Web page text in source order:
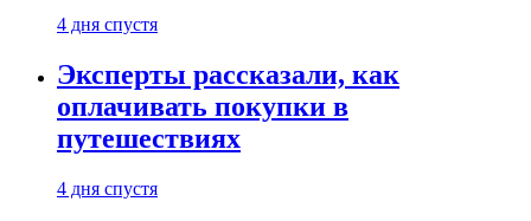
4 дня спустя
Эксперты рассказали, как
оплачивать покупки в
путешествиях
4 дня спустя